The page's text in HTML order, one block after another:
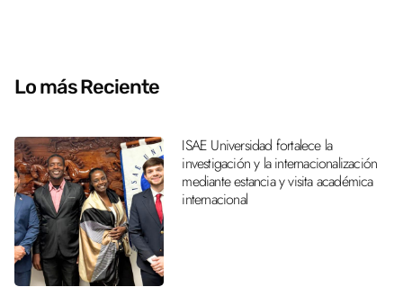
Lo más Reciente
ISAE Universidad fortalece la
investigación y la internacionalización
mediante estancia y visita académica
internacional